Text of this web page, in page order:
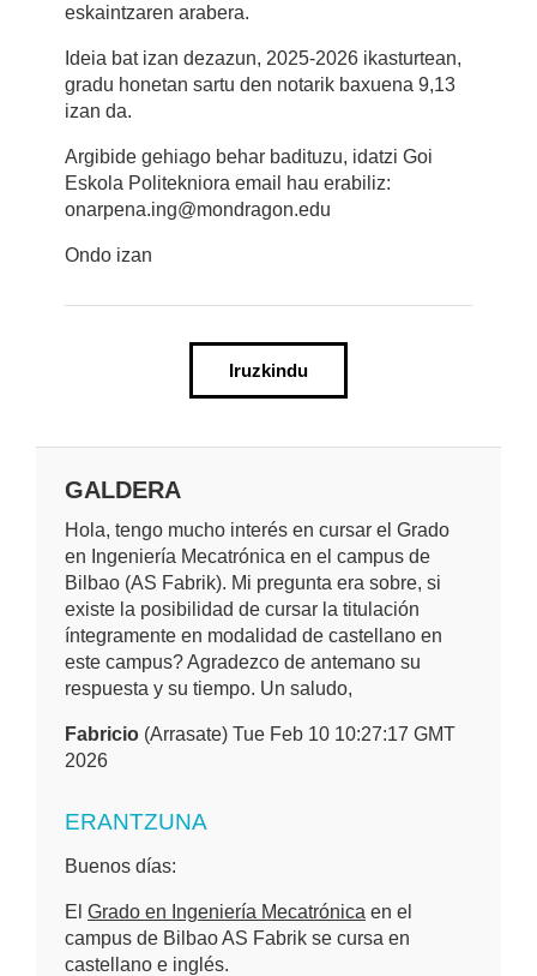
eskaintzaren arabera.
Ideia bat izan dezazun, 2025-2026 ikasturtean,
gradu honetan sartu den notarik baxuena 9,13
izan da.
Argibide gehiago behar badituzu, idatzi Goi
Eskola Politekniora email hau erabiliz:
onarpena.ing@mondragon.edu
Ondo izan
Iruzkindu
GALDERA
Hola, tengo mucho interés en cursar el Grado
en Ingeniería Mecatrónica en el campus de
Bilbao (AS Fabrik). Mi pregunta era sobre, si
existe la posibilidad de cursar la titulación
íntegramente en modalidad de castellano en
este campus? Agradezco de antemano su
respuesta y su tiempo. Un saludo,
Fabricio (Arrasate) Tue Feb 10 10:27:17 GMT
2026
ERANTZUNA
Buenos días:
El Grado en Ingeniería Mecatrónica en el
campus de Bilbao AS Fabrik se cursa en
castellano e inglés.